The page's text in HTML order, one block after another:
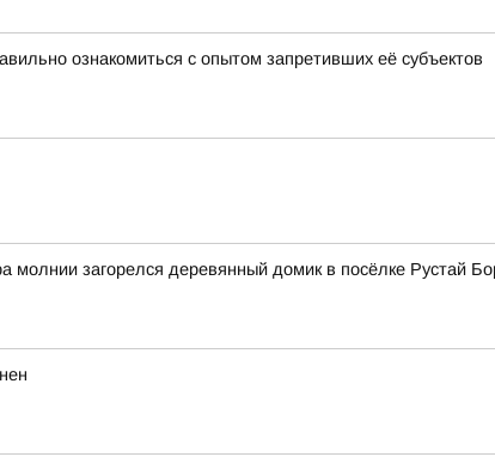
ознакомиться с опытом запретивших её субъектов
загорелся деревянный домик в посёлке Рустай